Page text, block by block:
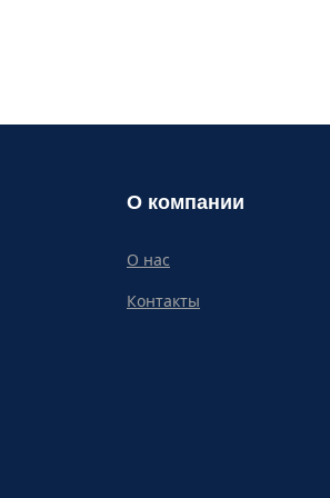
О компании
О нас
Контакты